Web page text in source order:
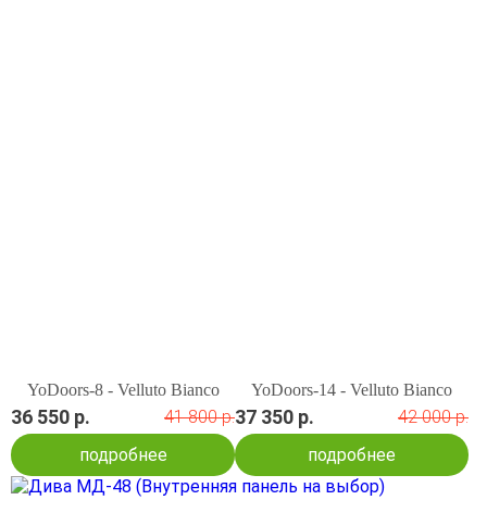
YoDoors-8 - Velluto Bianco
36 550 р.
41 800 р.
подробнее
YoDoors-14 - Velluto Bianco
37 350 р.
42 000 р.
подробнее